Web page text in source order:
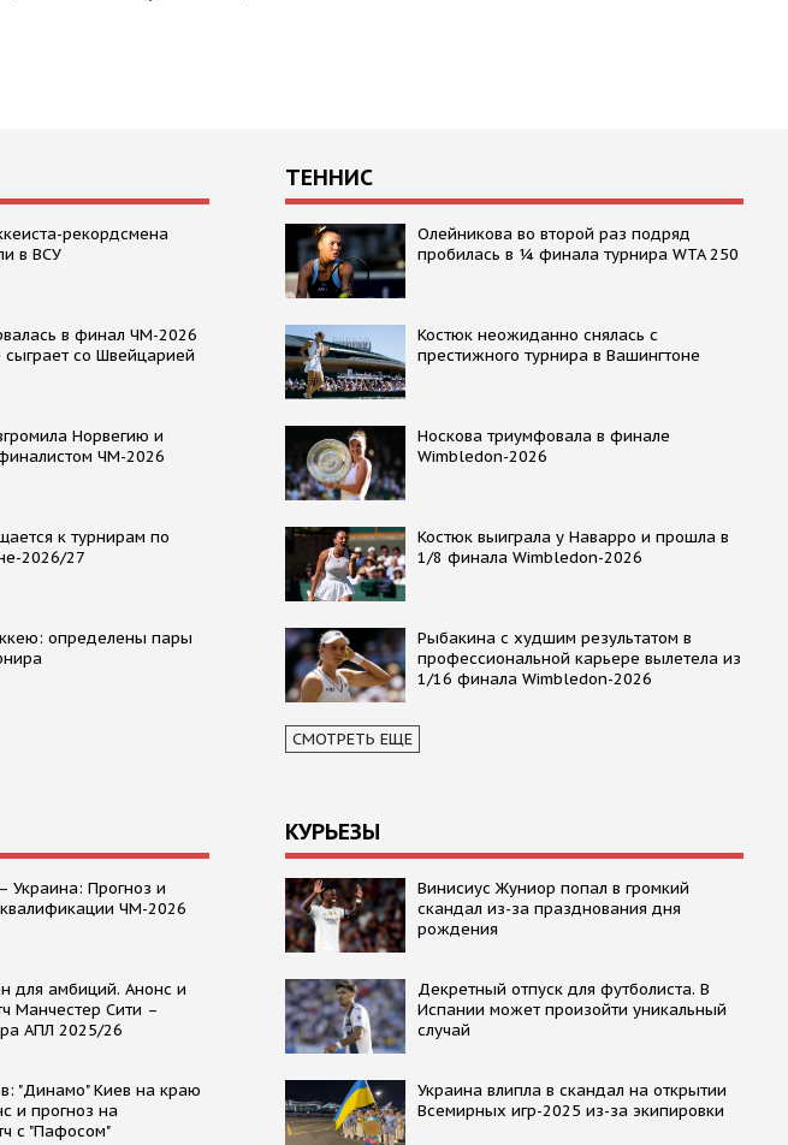
рекордсмена
в ВСУ
в финал ЧМ-2026
со Швейцарией
Норвегию и
ЧМ-2026
к турнирам по
2026/27
определены пары
ТЕННИС
Олейникова во второй раз подряд
пробилась в ¼ финала турнира WTA 250
Костюк неожиданно снялась с
престижного турнира в Вашингтоне
Носкова триумфовала в финале
Wimbledon-2026
Костюк выиграла у Наварро и прошла в
1/8 финала Wimbledon-2026
Рыбакина с худшим результатом в
профессиональной карьере вылетела из
1/16 финала Wimbledon-2026
СМОТРЕТЬ ЕЩЕ
Украина: Прогноз и
ЧМ-2026
для амбиций. Анонс и
Манчестер Сити –
АПЛ 2025/26
"Динамо" Киев на краю
и прогноз на
с "Пафосом"
КУРЬЕЗЫ
Винисиус Жуниор попал в громкий
скандал из-за празднования дня
рождения
Декретный отпуск для футболиста. В
Испании может произойти уникальный
случай
Украина влипла в скандал на открытии
Всемирных игр-2025 из-за экипировки